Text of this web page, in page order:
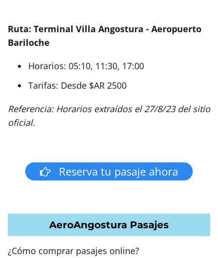
Ruta: Terminal Villa Angostura - Aeropuerto
Bariloche
Horarios: 05:10, 11:30, 17:00
Tarifas: Desde $AR 2500
Referencia: Horarios extraídos el 27/8/23 del sitio
oficial.
Reserva tu pasaje ahora
AeroAngostura Pasajes
¿Cómo comprar pasajes online?